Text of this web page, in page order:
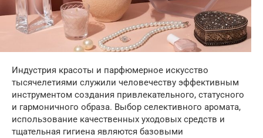
Индустрия красоты и парфюмерное искусство
тысячелетиями служили человечеству эффективным
инструментом создания привлекательного, статусного
и гармоничного образа. Выбор селективного аромата,
использование качественных уходовых средств и
тщательная гигиена являются базовыми